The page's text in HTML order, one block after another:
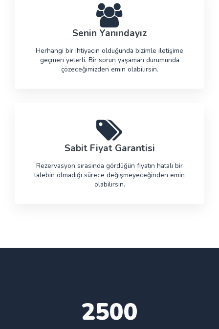
Senin Yanındayız
Herhangi bir ihtiyacın olduğunda bizimle iletişime
geçmen yeterli. Bir sorun yaşaman durumunda
çözeceğimizden emin olabilirsin.
Sabit Fiyat Garantisi
Rezervasyon sırasında gördüğün fiyatın hatalı bir
talebin olmadığı sürece değişmeyeceğinden emin
olabilirsin.
2500